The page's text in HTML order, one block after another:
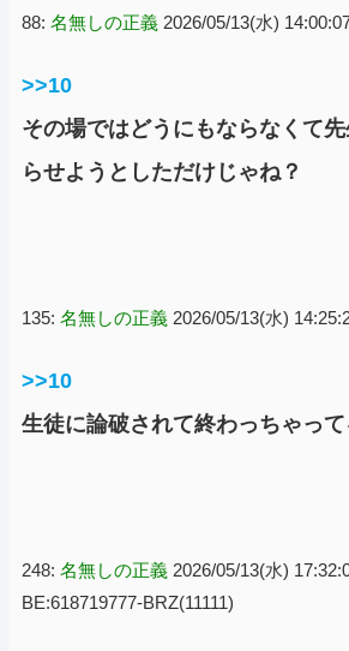
88: 名無しの正義 2026/05/13(水)
>>10
その場ではどうにもならなくて
らせようとしただけじゃね？
135: 名無しの正義 2026/05/13(水)
>>10
生徒に論破されて終わっちゃっ
248: 名無しの正義 2026/05/13(水)
BE:618719777-BRZ(11111)